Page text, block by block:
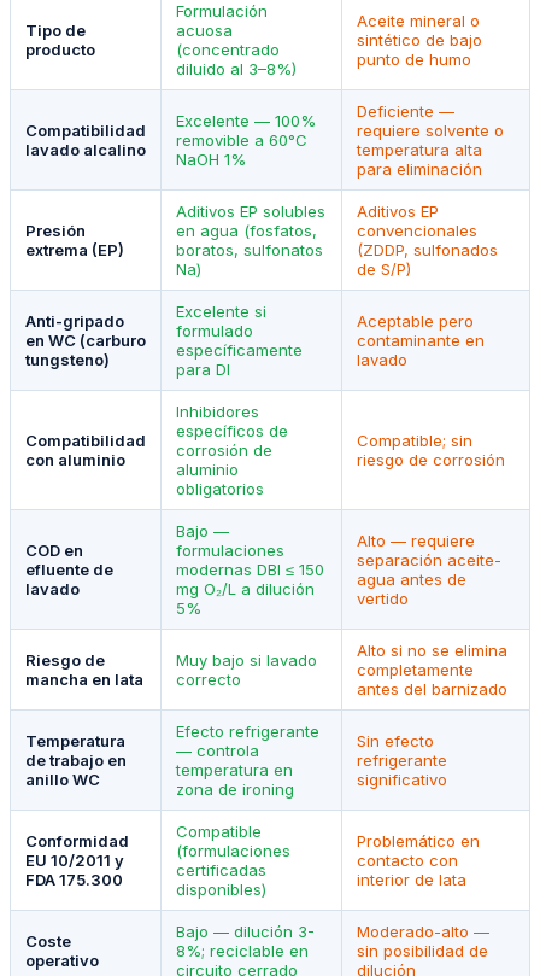
Tipo de
producto
Formulación
acuosa
(concentrado
diluido al 3–8%)
Aceite mineral o
sintético de bajo
punto de humo
Compatibilidad
lavado alcalino
Excelente — 100%
removible a 60°C
NaOH 1%
Deficiente —
requiere solvente o
temperatura alta
para eliminación
Presión
extrema (EP)
Aditivos EP solubles
en agua (fosfatos,
boratos, sulfonatos
Na)
Aditivos EP
convencionales
(ZDDP, sulfonados
de S/P)
Anti-gripado
en WC (carburo
tungsteno)
Excelente si
formulado
específicamente
para DI
Aceptable pero
contaminante en
lavado
Compatibilidad
con aluminio
Inhibidores
específicos de
corrosión de
aluminio
obligatorios
Compatible; sin
riesgo de corrosión
COD en
efluente de
lavado
Bajo —
formulaciones
modernas DBI ≤ 150
mg O₂/L a dilución
5%
Alto — requiere
separación aceite-
agua antes de
vertido
Riesgo de
mancha en lata
Muy bajo si lavado
correcto
Alto si no se elimina
completamente
antes del barnizado
Temperatura
de trabajo en
anillo WC
Efecto refrigerante
— controla
temperatura en
zona de ironing
Sin efecto
refrigerante
significativo
Conformidad
EU 10/2011 y
FDA 175.300
Compatible
(formulaciones
certificadas
disponibles)
Problemático en
contacto con
interior de lata
Coste
operativo
Bajo — dilución 3-
8%; reciclable en
circuito cerrado
Moderado-alto —
sin posibilidad de
dilución